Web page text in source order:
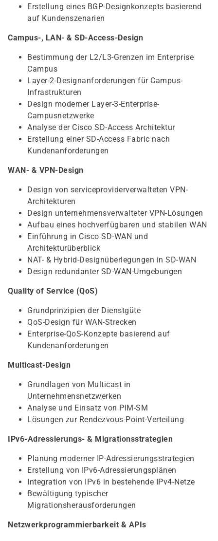
Erstellung eines BGP-Designkonzepts basierend
auf Kundenszenarien
Campus-, LAN- & SD-Access-Design
Bestimmung der L2/L3-Grenzen im Enterprise
Campus
Layer-2-Designanforderungen für Campus-
Infrastrukturen
Design moderner Layer-3-Enterprise-
Campusnetzwerke
Analyse der Cisco SD-Access Architektur
Erstellung einer SD-Access Fabric nach
Kundenanforderungen
WAN- & VPN-Design
Design von serviceproviderverwalteten VPN-
Architekturen
Design unternehmensverwalteter VPN-Lösungen
Aufbau eines hochverfügbaren und stabilen WAN
Einführung in Cisco SD-WAN und
Architekturüberblick
NAT- & Hybrid-Designüberlegungen in SD-WAN
Design redundanter SD-WAN-Umgebungen
Quality of Service (QoS)
Grundprinzipien der Dienstgüte
QoS-Design für WAN-Strecken
Enterprise-QoS-Konzepte basierend auf
Kundenanforderungen
Multicast-Design
Grundlagen von Multicast in
Unternehmensnetzwerken
Analyse und Einsatz von PIM-SM
Lösungen zur Rendezvous-Point-Verteilung
IPv6-Adressierungs- & Migrationsstrategien
Planung moderner IP-Adressierungsstrategien
Erstellung von IPv6-Adressierungsplänen
Integration von IPv6 in bestehende IPv4-Netze
Bewältigung typischer
Migrationsherausforderungen
Netzwerkprogrammierbarkeit & APIs